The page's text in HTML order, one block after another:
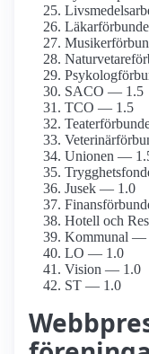
SACO — 1.5
TCO — 1.5
Unionen —
Jusek — 1.0
Hotell och
Kommunal —
LO — 1.0
Vision — 1.0
ST — 1.0